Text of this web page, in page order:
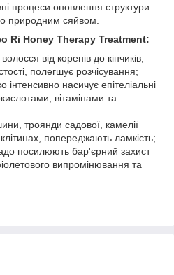
процеси оновлення структури
природним сяйвом.
Ri Honey Therapy Treatment:
від коренів до кінчиків,
полегшує розчісування;
насичує епітеліальні
вітамінами та
троянди садової, камелії
попереджають ламкість;
посилюють бар'єрний захист
випромінювання та